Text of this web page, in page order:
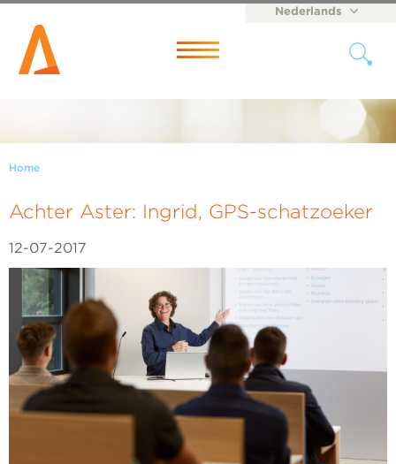
Nederlands
Menu
Home
Achter Aster: Ingrid, GPS-schatzoeker
12-07-2017